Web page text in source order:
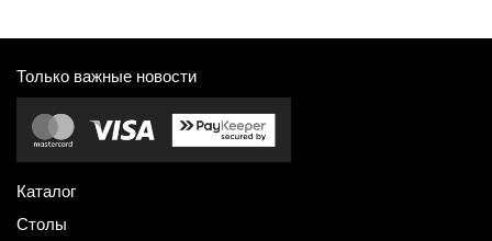
Только важные новости
Каталог
Столы